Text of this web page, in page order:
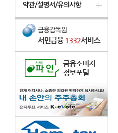
약관/설명서/유의사항